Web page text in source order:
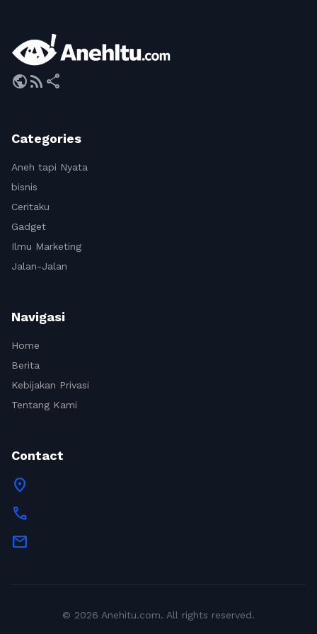
publicrss_feed share
Categories
Aneh tapi Nyata
bisnis
Ceritaku
Gadget
Ilmu Marketing
Jalan-Jalan
Navigasi
Home
Berita
Kebijakan Privasi
Tentang Kami
Contact
location_on
call
mail
© 2026 Anehitu.com. All rights reserved.